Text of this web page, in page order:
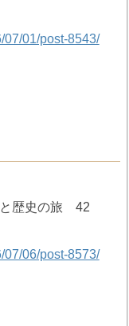
07/01/post-8543/
歴史の旅 42
07/06/post-8573/